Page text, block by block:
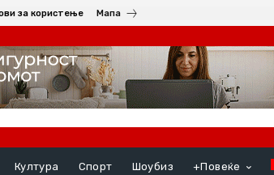
за користење Мапа
Култура Спорт Шоубиз +Повеќе